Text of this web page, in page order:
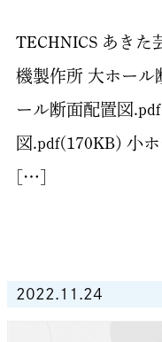
TECHNICS あきた
機製作所 大ホール
ール断面配置図
図.pdf(170KB) 小
[…]
2022.11.24